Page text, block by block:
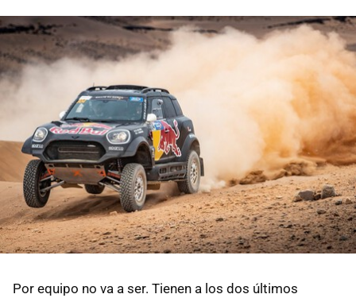
Por equipo no va a ser. Tienen a los dos últimos